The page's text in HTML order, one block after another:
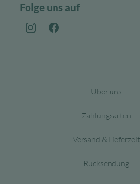
Folge uns auf
Über uns
Zahlungsarten
Versand & Lieferzeit
Rücksendung